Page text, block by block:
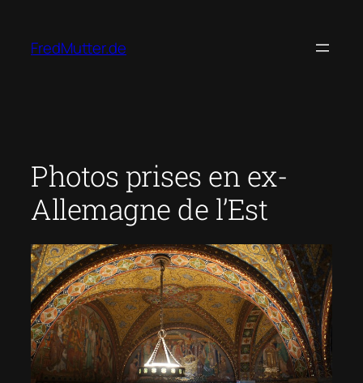
springen
FredMutter.de
Photos prises en ex-
Allemagne de l’Est